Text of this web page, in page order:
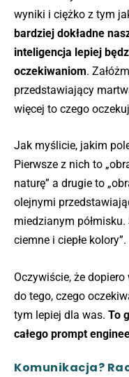
wyniki i ciężko z tym
bardziej dokładne
inteligencja lepiej
oczekiwaniom.
przedstawiający
więcej to czego
Jak myślicie, jakim
Pierwsze z nich to
naturę” a drugie to
olejnymi
miedzianym
ciemne i ciepłe kolory”.
Oczywiście, że
do tego, czego
tym lepiej dla was. To
całego prompt
Komunikacja?